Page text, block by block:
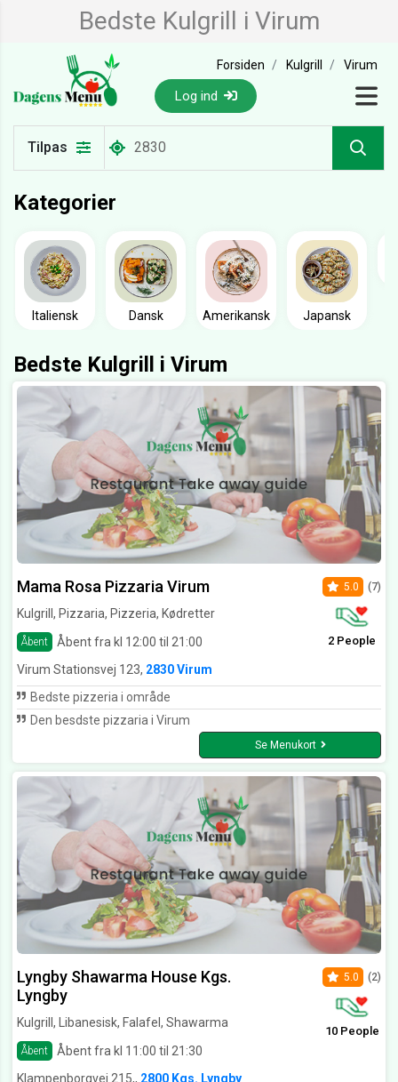
Bedste Kulgrill i Virum
Forsiden Kulgrill Virum
Log ind
Tilpas
Kategorier
Italiensk Dansk Amerikansk Japansk
Bedste Kulgrill i Virum
Mama Rosa Pizzaria Virum
Kulgrill, Pizzaria, Pizzeria, Kødretter
Åbent Åbent fra kl 12:00 til 21:00
5.0 (7)
2 People
Virum Stationsvej 123, 2830 Virum
Bedste pizzeria i område
Den besdste pizzaria i Virum
Se Menukort
Lyngby Shawarma House Kgs.
Lyngby
Kulgrill, Libanesisk, Falafel, Shawarma
Åbent Åbent fra kl 11:00 til 21:30
5.0 (2)
10 People
Klampenborgvej 215,, 2800 Kgs. Lyngby